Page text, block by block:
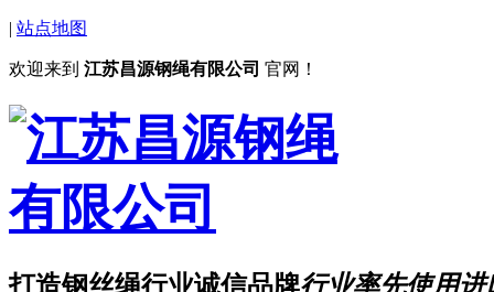
| 站点地图
欢迎来到 江苏昌源钢绳有限公司 官网！
打造钢丝绳行业诚信品牌行业率先使用进